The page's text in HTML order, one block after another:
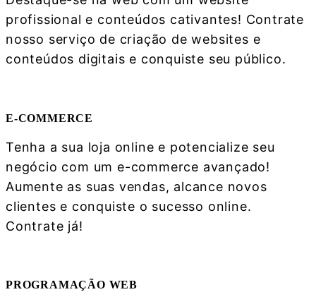
profissional e conteúdos cativantes! Contrate
nosso serviço de criação de websites e
conteúdos digitais e conquiste seu público.
E-COMMERCE
Tenha a sua loja online e potencialize seu
negócio com um e-commerce avançado!
Aumente as suas vendas, alcance novos
clientes e conquiste o sucesso online.
Contrate já!
PROGRAMAÇÃO WEB